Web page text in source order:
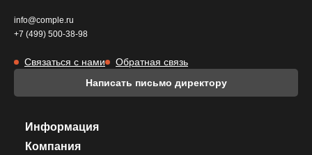
Написать письмо директору
Информация
Компания
info@comple.ru
+7 (499) 500-38-98
Связаться с нами Обратная связь